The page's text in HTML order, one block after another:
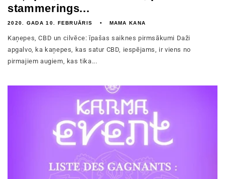
stammerings...
2020. GADA 10. FEBRUĀRIS MAMA KANA
Kaņepes, CBD un cilvēce: īpašas saiknes pirmsākumi Daži
apgalvo, ka kaņepes, kas satur CBD, iespējams, ir viens no
pirmajiem augiem, kas tika...